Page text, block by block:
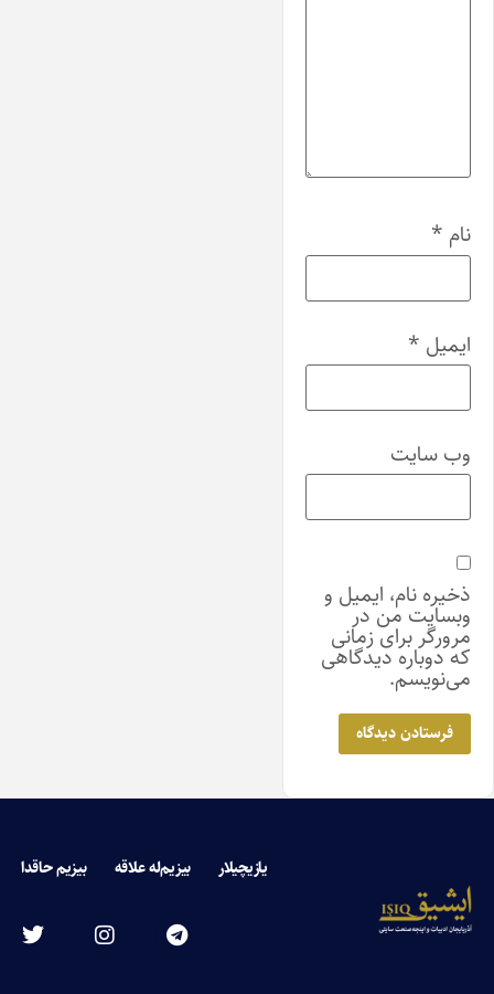
نام *
ایمیل *
وب‌ سایت
ذخیره نام، ایمیل و
وبسایت من در
مرورگر برای زمانی
که دوباره دیدگاهی
می‌نویسم.
یازیچیلار بیزیم‌له علاقه بیزیم حاقدا